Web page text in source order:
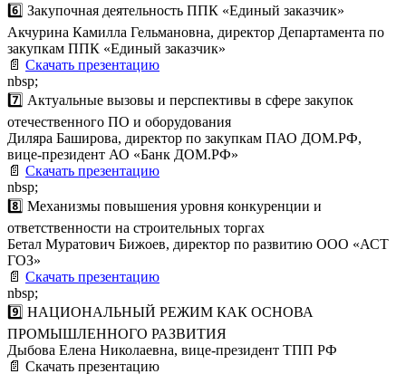
6️⃣ Закупочная деятельность ППК «Единый заказчик»
Акчурина Камилла Гельмановна, директор Департамента по
закупкам ППК «Единый заказчик»
📄 Скачать презентацию
nbsp;
7️⃣ Актуальные вызовы и перспективы в сфере закупок
отечественного ПО и оборудования
Диляра Баширова, директор по закупкам ПАО ДОМ.РФ,
вице-президент АО «Банк ДОМ.РФ»
📄 Скачать презентацию
nbsp;
8️⃣ Механизмы повышения уровня конкуренции и
ответственности на строительных торгах
Бетал Муратович Бижоев, директор по развитию ООО «АСТ
ГОЗ»
📄 Скачать презентацию
nbsp;
9️⃣ НАЦИОНАЛЬНЫЙ РЕЖИМ КАК ОСНОВА
ПРОМЫШЛЕННОГО РАЗВИТИЯ
Дыбова Елена Николаевна, вице-президент ТПП РФ
📄 Скачать презентацию